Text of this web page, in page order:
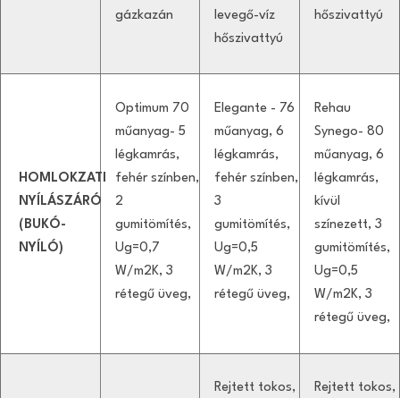
gázkazán
levegő-víz
hőszivattyú
hőszivattyú
HOMLOKZATI
NYÍLÁSZÁRÓ
(BUKÓ-
NYÍLÓ)
Optimum 70
műanyag- 5
légkamrás,
fehér színben,
2
gumitömítés,
Ug=0,7
W/m2K, 3
rétegű üveg,
Elegante - 76
műanyag, 6
légkamrás,
fehér színben,
3
gumitömítés,
Ug=0,5
W/m2K, 3
rétegű üveg,
Rehau
Synego- 80
műanyag, 6
légkamrás,
kívül
színezett, 3
gumitömítés,
Ug=0,5
W/m2K, 3
rétegű üveg,
Rejtett tokos,
Rejtett tokos,